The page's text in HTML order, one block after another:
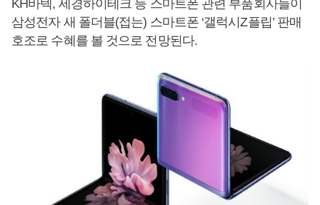
KH바텍, 세경하이테크 등 스마트폰 관련 부품회사들이
삼성전자 새 폴더블(접는) 스마트폰 ‘갤럭시Z플립’ 판매
호조로 수혜를 볼 것으로 전망된다.